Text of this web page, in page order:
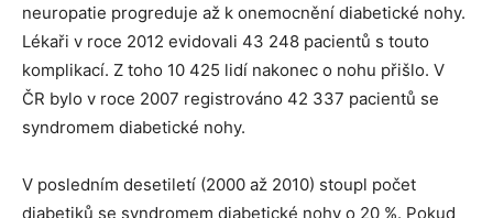
neuropatie progreduje až k onemocnění diabetické nohy.
Lékaři v roce 2012 evidovali 43 248 pacientů s touto
komplikací. Z toho 10 425 lidí nakonec o nohu přišlo. V
ČR bylo v roce 2007 registrováno 42 337 pacientů se
syndromem diabetické nohy.
V posledním desetiletí (2000 až 2010) stoupl počet
diabetiků se syndromem diabetické nohy o 20 %. Pokud